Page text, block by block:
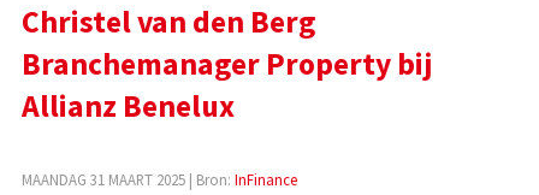
Christel van den Berg
Branchemanager Property bij
Allianz Benelux
MAANDAG 31 MAART 2025| Bron: InFinance